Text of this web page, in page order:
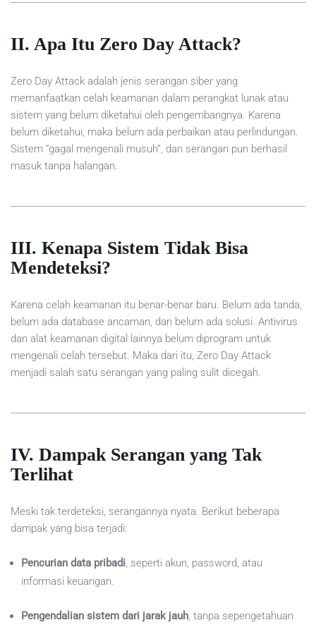
II. Apa Itu Zero Day Attack?
Zero Day Attack adalah jenis serangan siber yang
memanfaatkan celah keamanan dalam perangkat lunak atau
sistem yang belum diketahui oleh pengembangnya. Karena
belum diketahui, maka belum ada perbaikan atau perlindungan.
Sistem “gagal mengenali musuh”, dan serangan pun berhasil
masuk tanpa halangan.
III. Kenapa Sistem Tidak Bisa
Mendeteksi?
Karena celah keamanan itu benar-benar baru. Belum ada tanda,
belum ada database ancaman, dan belum ada solusi. Antivirus
dan alat keamanan digital lainnya belum diprogram untuk
mengenali celah tersebut. Maka dari itu, Zero Day Attack
menjadi salah satu serangan yang paling sulit dicegah.
IV. Dampak Serangan yang Tak
Terlihat
Meski tak terdeteksi, serangannya nyata. Berikut beberapa
dampak yang bisa terjadi:
Pencurian data pribadi, seperti akun, password, atau
informasi keuangan.
Pengendalian sistem dari jarak jauh, tanpa sepengetahuan